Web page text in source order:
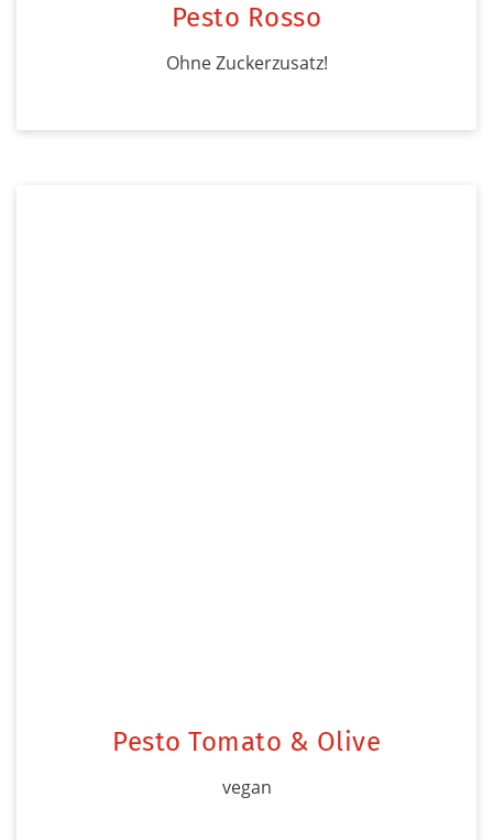
Pesto Rosso
Ohne Zuckerzusatz!
Pesto Tomato & Olive
vegan